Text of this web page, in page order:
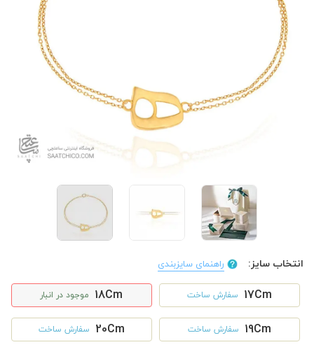
انتخاب سایز: راهنمای سایزبندی
17Cm سفارش ساخت 18Cm موجود در انبار
19Cm سفارش ساخت 20Cm سفارش ساخت